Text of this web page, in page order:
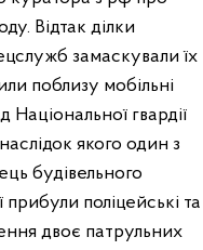
Відтак ділки
замаскували їх
поблизу мобільні
гвардії
якого один з
будівельного
поліцейські та
двоє патрульних